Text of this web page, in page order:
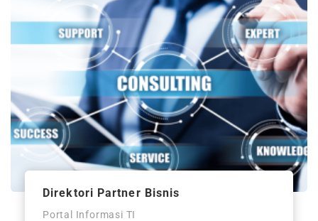
Direktori Partner Bisnis
Portal Informasi TI